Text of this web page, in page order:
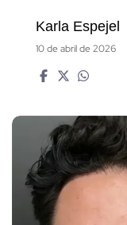
Karla Espejel
10 de abril de 2026